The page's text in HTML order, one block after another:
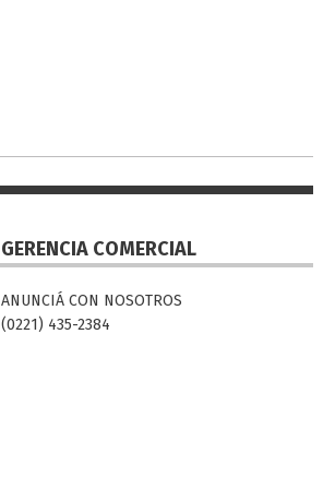
GERENCIA COMERCIAL
ANUNCIÁ CON NOSOTROS
(0221) 435-2384